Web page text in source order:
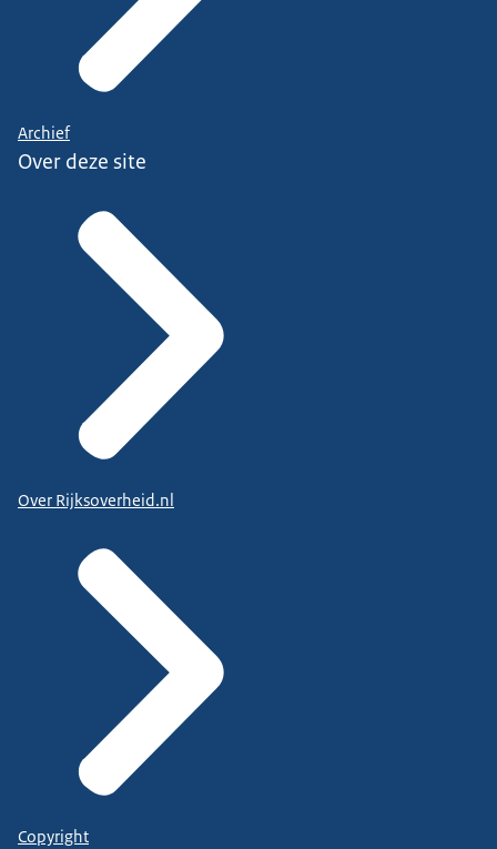
Archief
Over deze site
Over Rijksoverheid.nl
Copyright